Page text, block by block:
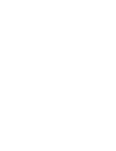
ist gültig, wenn Sie
die Fischereiabgabe
Fischereischein
das Fischereirecht für
STELLE